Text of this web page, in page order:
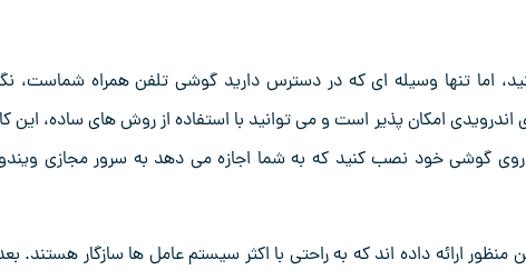
اما تنها وسیله ‌ای که در دسترس دارید گوشی تلفن ‌همراه شماست،
امکان ‌پذیر است و می ‌توانید با استفاده از روش ‌های ساده، این
روی گوشی خود نصب کنید که به شما اجازه می ‌دهد به سرور مجازی
ارائه داده ‌اند که به راحتی با اکثر سیستم‌ عامل‌ ها سازگار هستند.